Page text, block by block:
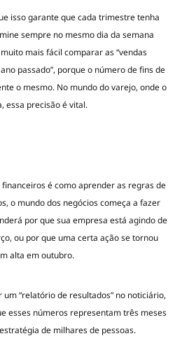
isso garante que cada trimestre tenha
sempre no mesmo dia da semana
mais fácil comparar as “vendas
passado”, porque o número de fins de
o mesmo. No mundo do varejo, onde o
essa precisão é vital.
é como aprender as regras de
o mundo dos negócios começa a fazer
por que sua empresa está agindo de
ou por que uma certa ação se tornou
alta em outubro.
“relatório de resultados” no noticiário,
esses números representam três meses
de milhares de pessoas.